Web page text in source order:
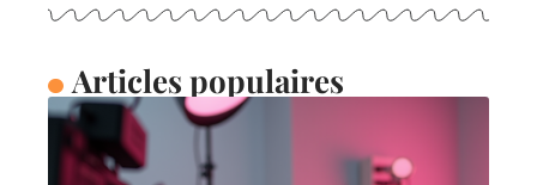
Articles populaires